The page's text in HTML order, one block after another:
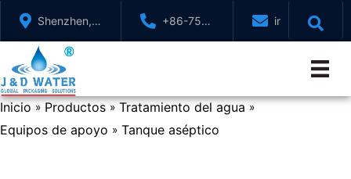
contenido
Shenzhen,
GuangDong,
China
+86-755-
88321071
Inicio » Productos » Tratamiento del agua »
Equipos de apoyo » Tanque aséptico